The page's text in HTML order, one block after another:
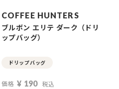
COFFEE HUNTERS
ブルボン エリテ ダーク（ドリ
ップバッグ）
ドリップバッグ
価格 ¥ 190 税込